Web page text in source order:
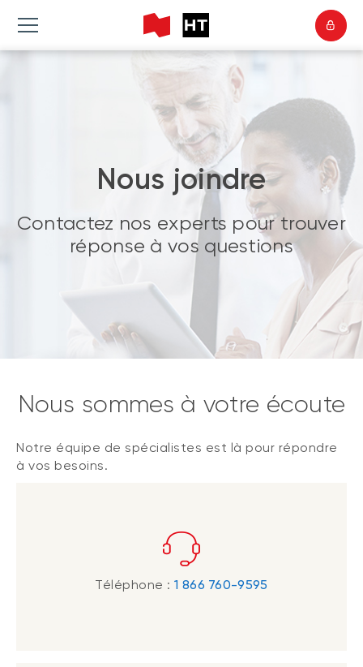
Nous joindre
Contactez nos experts pour trouver
réponse à vos questions
Nous sommes à votre écoute
Notre équipe de spécialistes est là pour répondre
à vos besoins.
Téléphone :1 866 760-9595